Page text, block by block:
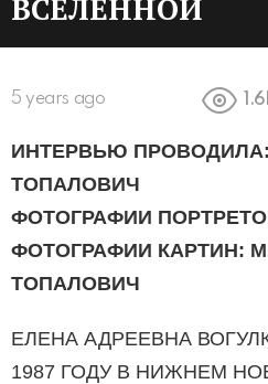
ВСЕЛЕННОЙ
5 years ago
ИНТЕРВЬЮ
ТОПАЛОВИЧ
ФОТОГРАФИИ
ФОТОГРАФИИ КАРТИН:
ТОПАЛОВИЧ
ЕЛЕНА АДРЕЕВНА
1987 ГОДУ В НИЖНЕМ